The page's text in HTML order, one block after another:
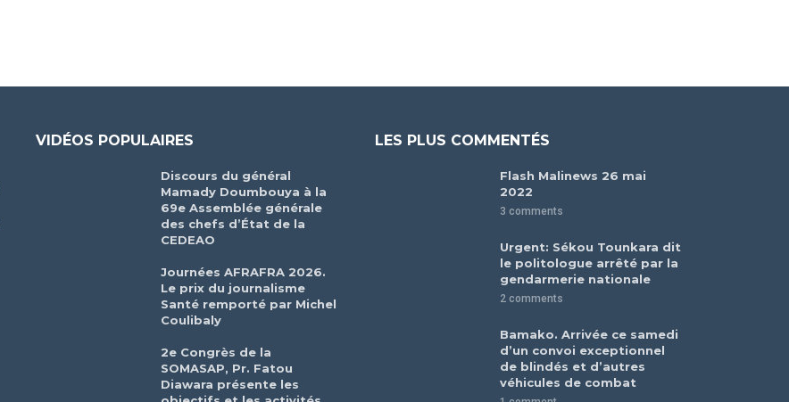
VIDÉOS POPULAIRES
Discours du général
Mamady Doumbouya à la
69e Assemblée générale
des chefs d’État de la
CEDEAO
Journées AFRAFRA 2026.
Le prix du journalisme
Santé remporté par Michel
Coulibaly
2e Congrès de la
SOMASAP, Pr. Fatou
Diawara présente les
LES PLUS COMMENTÉS
Flash Malinews 26 mai
2022
3 comments
Urgent: Sékou Tounkara dit
le politologue arrêté par la
gendarmerie nationale
2 comments
Bamako. Arrivée ce samedi
d’un convoi exceptionnel
de blindés et d’autres
véhicules de combat